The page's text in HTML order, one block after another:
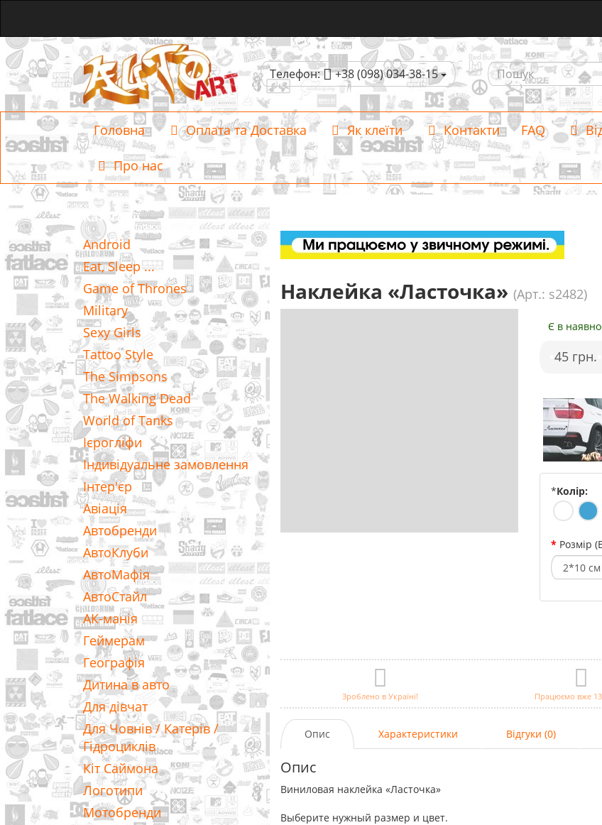
Телефон: +38 (098) 034-38-15
Головна Оплата та Доставка Як клеїти Контакти FAQ
Про нас
Категорії
Android
Eat, Sleep ...
Game of Thrones
Military
Sexy Girls
Tattoo Style
The Simpsons
The Walking Dead
World of Tanks
Ієрогліфи
Індивідуальне замовлення
Інтер'єр
Авіація
Автобренди
АвтоКлуби
АвтоМафія
АвтоСтайл
АК-манія
Геймерам
Географія
Дитина в авто
Для дівчат
Для Човнів / Катерів /
Гідроциклів
Кіт Саймона
Логотипи
Мотобренди
Наклейка «Ласточка» (Арт.: s2482)
Є в
•45 грн.
*Колір:
Розмір
Зроблено в Україні! Працюємо вже 13
Опис Характеристики Відгуки (0)
Опис
Виниловая наклейка «Ласточка»
Выберите нужный размер и цвет.